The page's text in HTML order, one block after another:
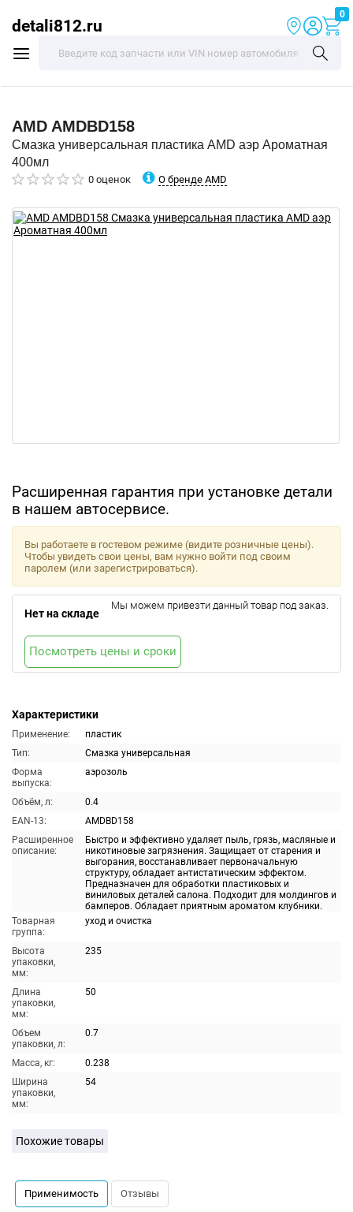
detali812.ru
0
AMD AMDBD158
Смазка универсальная пластика AMD аэр Ароматная
400мл
0 оценок О бренде AMD
Расширенная гарантия при установке детали
в нашем автосервисе.
Характеристики
Применение:
пластик
Тип:
Смазка универсальная
Форма
выпуска:
аэрозоль
Объём, л:
0.4
EAN-13:
AMDBD158
Расширенное
описание:
Быстро и эффективно удаляет пыль, грязь, масляные и
никотиновые загрязнения. Защищает от старения и
выгорания, восстанавливает первоначальную
структуру, обладает антистатическим эффектом.
Предназначен для обработки пластиковых и
виниловых деталей салона. Подходит для молдингов и
бамперов. Обладает приятным ароматом клубники.
Товарная
группа:
уход и очистка
Высота
упаковки,
мм:
235
Длина
упаковки,
мм:
50
Объем
упаковки, л:
0.7
Масса, кг:
0.238
Ширина
упаковки,
мм:
54
Вы работаете в гостевом режиме (видите розничные цены).
Чтобы увидеть свои цены, вам нужно войти под своим
паролем (или зарегистрироваться).
Нет на складе
Мы можем привезти данный товар под заказ.
Посмотреть цены и сроки
Похожие товары
Применимость Отзывы